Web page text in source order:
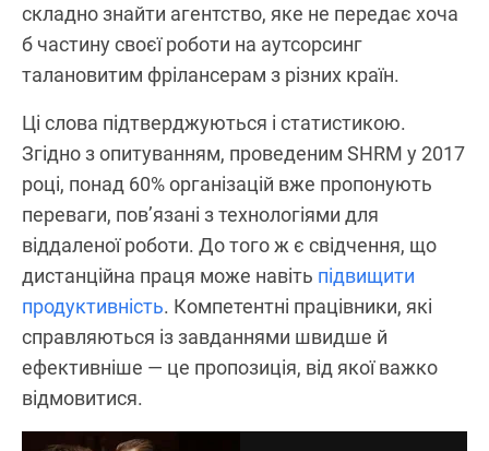
складно знайти агентство, яке не передає хоча
б частину своєї роботи на аутсорсинг
талановитим фрілансерам з різних країн.
Ці слова підтверджуються і статистикою.
Згідно з опитуванням, проведеним SHRM у 2017
році, понад 60% організацій вже пропонують
переваги, пов’язані з технологіями для
віддаленої роботи. До того ж є свідчення, що
дистанційна праця може навіть підвищити
продуктивність. Компетентні працівники, які
справляються із завданнями швидше й
ефективніше — це пропозиція, від якої важко
відмовитися.